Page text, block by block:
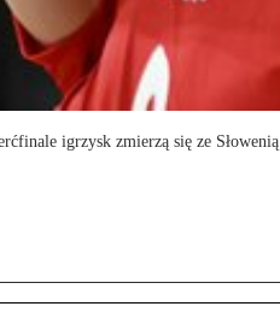
igrzysk zmierzą się ze Słowenią